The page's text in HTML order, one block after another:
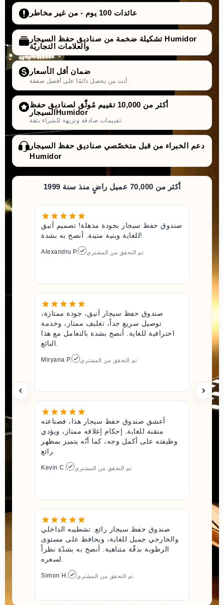
عائدات 100 يوم - من غير مخاطر
تشكيلة ضخمة من صناديق حفظ السيجار Humidor
والعلامات التجاريّة
ضمان أقل الأسعار
أنت من يحصل دائمًا على أفضل صفقة.
أكثر من 10,000 تقييم مُوثَّق لصناديق حفظ
السيجارHumidor
تقييمات صادقة ونزيهة للشراء بثقة.
دعم الخبراء من قبل متخصّصي صناديق حفظ السيجار
Humidor
أكثر من 70,000 عميل راضٍ منذ سنة 1999
صندوق حفظ سيجار بجودة مذهلة! تصميم أنيق
للغاية وبنية متينة. أنصح به بشدة!
Alexandru P. تم التحقق من المشتري
صندوق حفظ سيجار أنيق، جودة ممتازة،
توصيل سريع جداً، تغليف ممتاز، وخدمة
احترافية للغاية. أنصح بشدة بالتعامل مع هذا
Miryana P. تم التحقق من المشتري
أعشق صندوق حفظ سيجار هذا، فصناعته
متقنة للغاية. إحكام إغلاقه ممتاز، ويؤدي
وظيفته على أكمل وجه، كما أنّه يتميز بمظهر
Kevin C. تم التحقق من المشتري
صندوق حفظ سيجار رائع. تشطيبه الداخلي
والخارجي جميل للغاية، ويحافظ على مستوى
الرطوبة بدقّة متناهية. أنصح به بشدّة نظراً
Simon H. تم التحقق من المشتري